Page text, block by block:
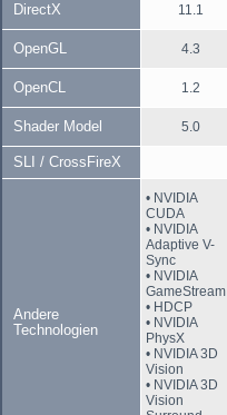
DirectX 11.1
OpenGL 4.3
OpenCL 1.2
Shader Model 5.0
SLI / CrossFireX
Andere
Technologien
• NVIDIA
CUDA
• NVIDIA
Adaptive V-
Sync
• NVIDIA
GameStream
• HDCP
• NVIDIA
PhysX
• NVIDIA 3D
Vision
• NVIDIA 3D
Vision